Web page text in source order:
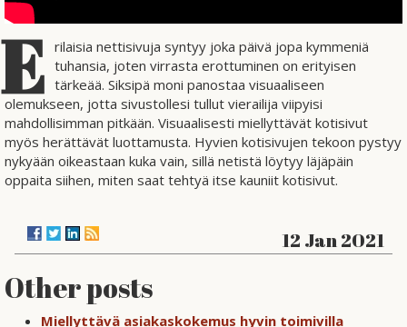
E rilaisia nettisivuja syntyy joka päivä jopa kymmeniä
tuhansia, joten virrasta erottuminen on erityisen
tärkeää. Siksipä moni panostaa visuaaliseen
olemukseen, jotta sivustollesi tullut vierailija viipyisi
mahdollisimman pitkään. Visuaalisesti miellyttävät kotisivut
myös herättävät luottamusta. Hyvien kotisivujen tekoon pystyy
nykyään oikeastaan kuka vain, sillä netistä löytyy läjäpäin
oppaita siihen, miten saat tehtyä itse kauniit kotisivut.
12 Jan 2021
Other posts
Miellyttävä asiakaskokemus hyvin toimivilla